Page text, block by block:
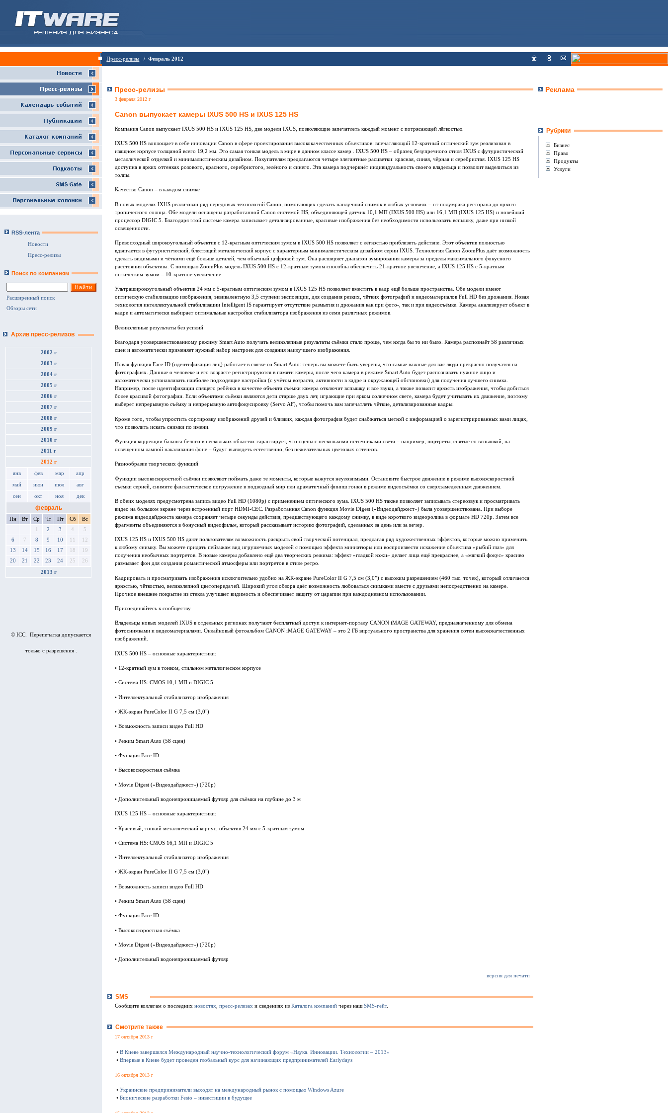
Пресс-релизы / Февраль 2012
RSS-лента
Новости
Пресс-релизы
Поиск по компаниям
Расширенный поиск
Обзоры сети
Архив пресс-релизов
2002 г
2003 г
2004 г
2005 г
2006 г
2007 г
2008 г
2009 г
2010 г
2011 г
2012 г
янв фев мар апр
май июн июл авг
сен окт ноя дек
февраль
Пн Вт Ср Чт Пт Сб
Вс
1
2 3 4
5
6
7 8 9 10 11
12
13
14 15 16 17 18
19
20
21 22 23 24 25 26
2013 г
© ICC. Перепечатка допускается
только с разрешения .
Пресс-релизы
3 февраля 2012 г
Canon выпускает камеры IXUS 500 HS и IXUS 125 HS
Компания Canon выпускает IXUS 500 HS и IXUS 125 HS, две модели IXUS, позволяющие запечатлеть каждый момент с потрясающей лёгкостью.
IXUS 500 HS воплощает в себе инновации Canon в сфере проектирования высококачественных объективов: впечатляющий 12-кратный оптический зум реализован в
изящном корпусе толщиной всего 19,2 мм. Это самая тонкая модель в мире в данном классе камер . IXUS 500 HS – образец безупречного стиля IXUS с футуристической
металлической отделкой и минималистическим дизайном. Покупателям предлагаются четыре элегантные расцветки: красная, синяя, чёрная и серебристая. IXUS 125 HS
доступна в ярких оттенках розового, красного, серебристого, зелёного и синего. Эта камера подчеркнёт индивидуальность своего владельца и позволит выделиться из
толпы.
Качество Canon – в каждом снимке
В новых моделях IXUS реализован ряд передовых технологий Canon, помогающих сделать наилучший снимок в любых условиях – от полумрака ресторана до яркого
тропического солнца. Обе модели оснащены разработанной Canon системой HS, объединяющей датчик 10,1 МП (IXUS 500 HS) или 16,1 МП (IXUS 125 HS) и новейший
процессор DIGIC 5. Благодаря этой системе камера записывает детализированные, красивые изображения без необходимости использовать вспышку, даже при низкой
освещённости.
Превосходный широкоугольный объектив с 12-кратным оптическим зумом в IXUS 500 HS позволяет с лёгкостью приблизить действие. Этот объектив полностью
вдвигается в футуристический, блестящий металлический корпус с характерным минималистическим дизайном серии IXUS. Технология Canon ZoomPlus даёт возможность
сделать видимыми и чёткими ещё больше деталей, чем обычный цифровой зум. Она расширяет диапазон зумирования камеры за пределы максимального фокусного
расстояния объектива. С помощью ZoomPlus модель IXUS 500 HS с 12-кратным зумом способна обеспечить 21-кратное увеличение, а IXUS 125 HS с 5-кратным
оптическим зумом – 10-кратное увеличение.
Ультраширокоугольный объектив 24 мм с 5-кратным оптическим зумом в IXUS 125 HS позволяет вместить в кадр ещё больше пространства. Обе модели имеют
оптическую стабилизацию изображения, эквивалентную 3,5 ступени экспозиции, для создания резких, чётких фотографий и видеоматериалов Full HD без дрожания. Новая
технология интеллектуальной стабилизации Intelligent IS гарантирует отсутствие размытия и дрожания как при фото-, так и при видеосъёмке. Камера анализирует объект в
кадре и автоматически выбирает оптимальные настройки стабилизатора изображения из семи различных режимов.
Великолепные результаты без усилий
Благодаря усовершенствованному режиму Smart Auto получать великолепные результаты съёмки стало проще, чем когда бы то ни было. Камера распознаёт 58 различных
сцен и автоматически применяет нужный набор настроек для создания наилучшего изображения.
Новая функция Face ID (идентификация лиц) работает в связке со Smart Auto: теперь вы можете быть уверены, что самые важные для вас люди прекрасно получатся на
фотографиях. Данные о человеке и его возрасте регистрируются в памяти камеры, после чего камера в режиме Smart Auto будет распознавать нужное лицо и
автоматически устанавливать наиболее подходящие настройки (с учётом возраста, активности в кадре и окружающей обстановки) для получения лучшего снимка.
Например, после идентификации спящего ребёнка в качестве объекта съёмки камера отключит вспышку и все звуки, а также повысит яркость изображения, чтобы добиться
более красивой фотографии. Если объектами съёмки являются дети старше двух лет, играющие при ярком солнечном свете, камера будет учитывать их движение, поэтому
выберет непрерывную съёмку и непрерывную автофокусировку (Servo AF), чтобы помочь вам запечатлеть чёткие, детализированные кадры.
Кроме того, чтобы упростить сортировку изображений друзей и близких, каждая фотография будет снабжаться меткой с информацией о зарегистрированных вами лицах,
что позволить искать снимки по имени.
Функция коррекции баланса белого в нескольких областях гарантирует, что сцены с несколькими источниками света – например, портреты, снятые со вспышкой, на
освещённом лампой накаливания фоне – будут выглядеть естественно, без нежелательных цветовых оттенков.
Разнообразие творческих функций
Функции высокоскоростной съёмки позволяют поймать даже те моменты, которые кажутся неуловимыми. Остановите быстрое движение в режиме высокоскоростной
съёмки серией, снимите фантастическое погружение в подводный мир или драматичный финиш гонки в режиме видеосъёмки со сверхзамедленным движением.
В обеих моделях предусмотрена запись видео Full HD (1080p) с применением оптического зума. IXUS 500 HS также позволяет записывать стереозвук и просматривать
видео на большом экране через встроенный порт HDMI-CEC. Разработанная Canon функция Movie Digest («Видеодайджест») была усовершенствована. При выборе
режима видеодайджеста камера сохраняет четыре секунды действия, предшествующего каждому снимку, в виде короткого видеоролика в формате HD 720p. Затем все
фрагменты объединяются в бонусный видеофильм, который рассказывает историю фотографий, сделанных за день или за вечер.
IXUS 125 HS и IXUS 500 HS дают пользователям возможность раскрыть свой творческий потенциал, предлагая ряд художественных эффектов, которые можно применить
к любому снимку. Вы можете придать пейзажам вид игрушечных моделей с помощью эффекта миниатюры или воспроизвести искажение объектива «рыбий глаз» для
получения необычных портретов. В новые камеры добавлено ещё два творческих режима: эффект «гладкой кожи» делает лица ещё прекраснее, а «мягкий фокус» красиво
размывает фон для создания романтической атмосферы или портретов в стиле ретро.
Кадрировать и просматривать изображения исключительно удобно на ЖК-экране PureColor II G 7,5 см (3,0”) с высоким разрешением (460 тыс. точек), который отличается
яркостью, чёткостью, великолепной цветопередачей. Широкий угол обзора даёт возможность любоваться снимками вместе с друзьями непосредственно на камере.
Прочное внешнее покрытие из стекла улучшает видимость и обеспечивает защиту от царапин при каждодневном использовании.
Присоединяйтесь к сообществу
Владельцы новых моделей IXUS в отдельных регионах получают бесплатный доступ к интернет-порталу CANON iMAGE GATEWAY, предназначенному для обмена
фотоснимками и видеоматериалами. Онлайновый фотоальбом CANON iMAGE GATEWAY – это 2 ГБ виртуального пространства для хранения сотен высококачественных
изображений.
IXUS 500 HS – основные характеристики:
• 12-кратный зум в тонком, стильном металлическом корпусе
• Система HS: CMOS 10,1 МП и DIGIC 5
• Интеллектуальный стабилизатор изображения
• ЖК-экран PureColor II G 7,5 см (3,0")
• Возможность записи видео Full HD
• Режим Smart Auto (58 сцен)
• Функция Face ID
• Высокоскоростная съёмка
• Movie Digest («Видеодайджест») (720p)
• Дополнительный водонепроницаемый футляр для съёмки на глубине до 3 м
IXUS 125 HS – основные характеристики:
• Красивый, тонкий металлический корпус, объектив 24 мм с 5-кратным зумом
• Система HS: CMOS 16,1 МП и DIGIC 5
• Интеллектуальный стабилизатор изображения
• ЖК-экран PureColor II G 7,5 см (3,0")
• Возможность записи видео Full HD
• Режим Smart Auto (58 сцен)
• Функция Face ID
• Высокоскоростная съёмка
• Movie Digest («Видеодайджест») (720p)
• Дополнительный водонепроницаемый футляр
версия для печати
SMS
Сообщите коллегам о последних новостях пресс-релизах и сведениях из Каталога компаний через наш SMS-гейт.
Смотрите также
17 октября 2013 г
• В Киеве завершился Международный научно-технологический форум «Наука. Инновации. Технологии – 2013»
• Впервые в Киеве будет проведен глобальный курс для начинающих предпринимателей Earlydays
16 октября 2013 г
• Украинские предприниматели выходят на международный рынок с помощью Windows Azure
• Бионические разработки Festo – инвестиции в будущее
Реклама
Рубрики
Бизнес
Право
Продукты
Услуги